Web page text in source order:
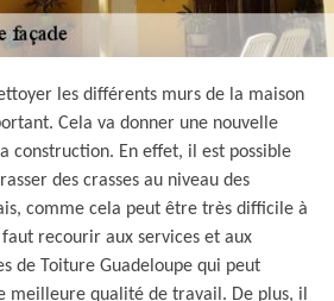
les différents murs de la maison
Cela va donner une nouvelle
construction. En effet, il est possible
des crasses au niveau des
comme cela peut être très difficile à
recourir aux services et aux
de Toiture Guadeloupe qui peut
meilleure qualité de travail. De plus, il